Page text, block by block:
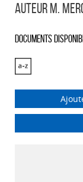
Auteur M.
Documents